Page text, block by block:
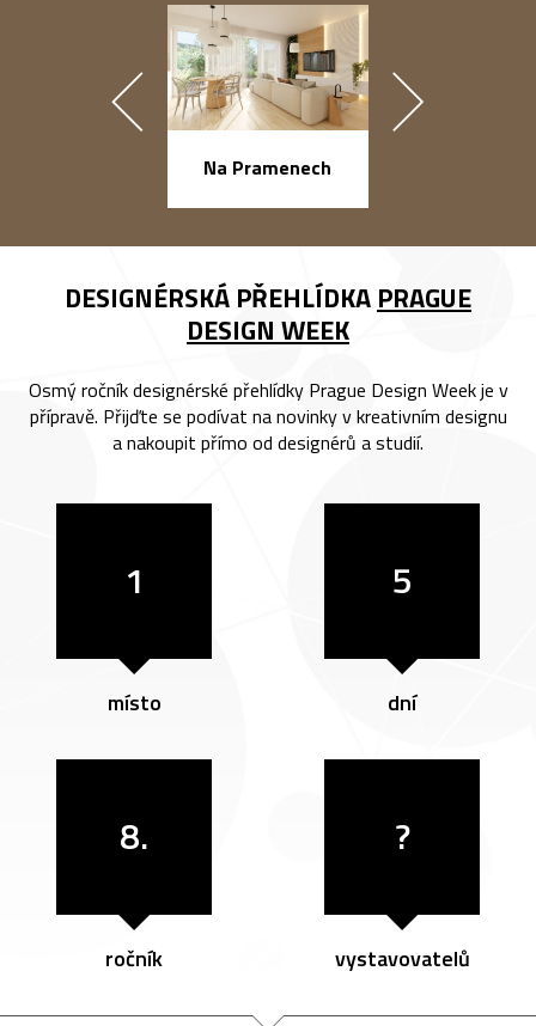
Na Pramenech
DESIGNÉRSKÁ PŘEHLÍDKA PRAGUE
DESIGN WEEK
Osmý ročník designérské přehlídky Prague Design Week je v
přípravě. Přijďte se podívat na novinky v kreativním designu
a nakoupit přímo od designérů a studií.
1
místo
5
dní
8.
ročník
?
vystavovatelů